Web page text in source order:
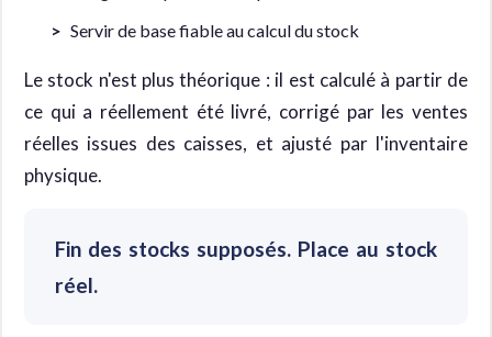
Servir de base fiable au calcul du stock
Le stock n'est plus théorique : il est calculé à partir de
ce qui a réellement été livré, corrigé par les ventes
réelles issues des caisses, et ajusté par l'inventaire
physique.
Fin des stocks supposés. Place au stock
réel.